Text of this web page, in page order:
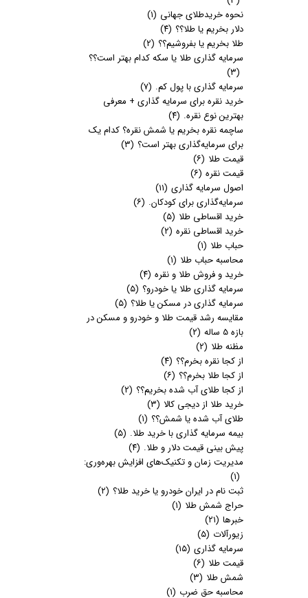
نحوه خریدطلای جهانی (۱)
دلار بخریم یا طلا؟؟ (۴)
طلا بخریم یا بفروشیم؟؟ (۲)
سرمایه گذاری طلا یا سکه کدام بهتر است؟؟
(۳)
سرمایه گذاری با پول کم. (۷)
خرید نقره برای سرمایه گذاری + معرفی
بهترین نوع نقره. (۴)
ساچمه نقره بخریم یا شمش نقره؟ کدام یک
برای سرمایه‌گذاری بهتر است؟ (۳)
قیمت طلا (۶)
قیمت نقره (۶)
اصول سرمایه گذاری (۱۱)
سرمایه‌گذاری برای کودکان. (۶)
خرید اقساطی طلا (۵)
خرید اقساطی نقره (۲)
حباب طلا (۱)
محاسبه حباب طلا (۱)
خرید و فروش طلا و نقره (۴)
سرمایه گذاری طلا یا خودرو؟ (۵)
سرمایه گذاری در مسکن یا طلا؟ (۵)
مقایسه رشد قیمت طلا و خودرو و مسکن در
بازه 5 ساله
(۲)
مظنه طلا (۲)
از کجا نقره بخرم؟؟ (۴)
از کجا طلا بخرم؟؟ (۶)
از کجا طلای آب شده بخریم؟؟ (۲)
خرید طلا از دیجی کالا (۳)
طلای آب شده یا شمش؟؟ (۱)
بیمه سرمایه گذاری با خرید طلا. (۵)
پیش بینی قیمت دلار و طلا. (۴)
مدیریت زمان و تکنیک‌های افزایش بهره‌وری:
(۱)
ثبت نام در ایران خودرو یا خرید طلا؟ (۲)
حراج شمش طلا (۱)
خبرها (۲۱)
زیورآلات (۵)
سرمایه گذاری (۱۵)
قیمت طلا (۶)
شمش طلا (۳)
محاسبه حق ضرب (۱)